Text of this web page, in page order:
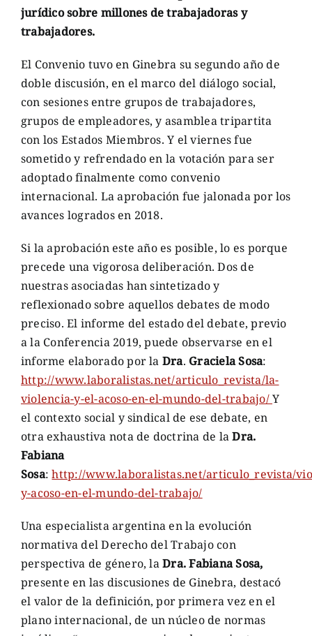
jurídico sobre millones de trabajadoras y
trabajadores.
El Convenio tuvo en Ginebra su segundo año de
doble discusión, en el marco del diálogo social,
con sesiones entre grupos de trabajadores,
grupos de empleadores, y asamblea tripartita
con los Estados Miembros. Y el viernes fue
sometido y refrendado en la votación para ser
adoptado finalmente como convenio
internacional. La aprobación fue jalonada por los
avances logrados en 2018.
Si la aprobación este año es posible, lo es porque
precede una vigorosa deliberación. Dos de
nuestras asociadas han sintetizado y
reflexionado sobre aquellos debates de modo
preciso. El informe del estado del debate, previo
a la Conferencia 2019, puede observarse en el
informe elaborado por la Dra. Graciela Sosa:
http://www.laboralistas.net/articulo_revista/la-
violencia-y-el-acoso-en-el-mundo-del-trabajo/Y
el contexto social y sindical de ese debate, en
otra exhaustiva nota de doctrina de laDra.
Fabiana
Sosa:http://www.laboralistas.net/articulo_revista/
y-acoso-en-el-mundo-del-trabajo/
Una especialista argentina en la evolución
normativa del Derecho del Trabajo con
perspectiva de género, laDra. Fabiana Sosa,
presente en las discusiones de Ginebra, destacó
el valor de la definición, por primera vez en el
plano internacional, de un núcleo de normas